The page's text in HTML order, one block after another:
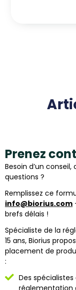
Prenez
Besoin d’un
questions ?
Remplissez ce
info@biorius.com
brefs délais !
Spécialiste de la
15 ans, Biorius
placement de
:
Des
réglementation